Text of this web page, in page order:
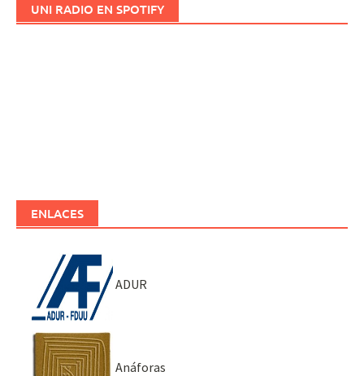
UNI RADIO EN SPOTIFY
ENLACES
ADUR
Anáforas